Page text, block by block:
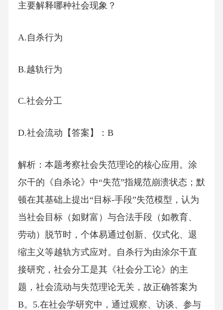
主要解释哪种社会现象？
A.自杀行为
B.越轨行为
C.社会分工
D.社会流动【答案】：B
解析：本题考察社会失范理论的核心应用。涂
尔干的《自杀论》中“失范”指规范崩溃状态；默
顿在其基础上提出“目标-手段”失范模型，认为
当社会目标（如财富）与合法手段（如教育、
劳动）脱节时，个体易通过创新、仪式化、退
缩主义等越轨方式应对。自杀行为由涂尔干直
接研究，社会分工是其《社会分工论》的主
题，社会流动与失范理论无关，故正确答案为
B。5.在社会学研究中，通过观察、访谈、参与